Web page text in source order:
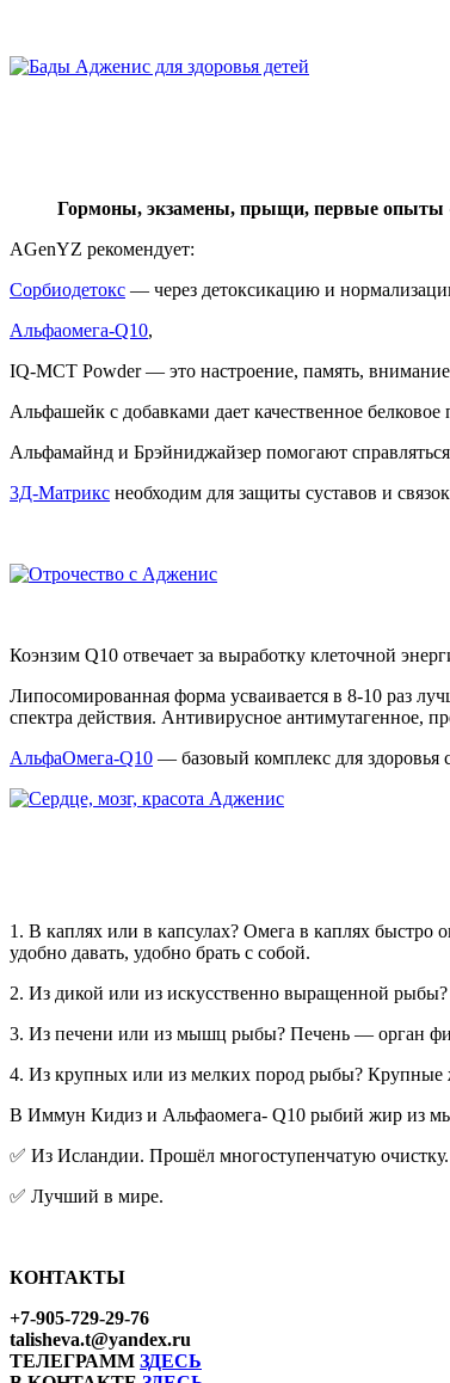
Гормоны, экзамены, прыщи, первые опыты
AGenYZ рекомендует:
Сорбиодетокс — через детоксикацию и
Альфаомега-Q10,
IQ-MCT Powder — это настроение, память,
Альфашейк с добавками дает качественное
Альфамайнд и Брэйниджайзер помогают
3Д-Матрикс необходим для защиты суставов и
Коэнзим Q10 отвечает за выработку клеточной
Липосомированная форма усваивается в 8-10 раз
спектра действия. Антивирусное антимутагенное,
АльфаОмега-Q10 — базовый комплекс для здоровья
1. В каплях или в капсулах? Омега в каплях быстро
удобно давать, удобно брать с собой.
2. Из дикой или из искусственно выращенной
3. Из печени или из мышц рыбы? Печень — орган
4. Из крупных или из мелких пород рыбы? Крупные
В Иммун Кидиз и Альфаомега- Q10 рыбий жир из
✅ Из Исландии. Прошёл многоступенчатую очистку.
✅ Лучший в мире.
КОНТАКТЫ
+7-905-729-29-76
talisheva.t@yandex.ru
ТЕЛЕГРАММ ЗДЕСЬ